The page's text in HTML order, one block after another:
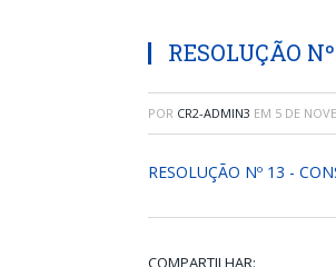
RESOLUÇÃO
POR CR2-ADMIN3 EM 5 DE
RESOLUÇÃO Nº 13 -
COMPARTILHAR: